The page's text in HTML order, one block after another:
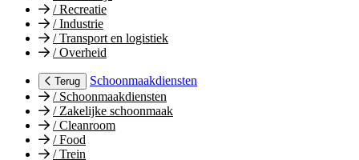
/Recreatie
/Industrie
/Transport en logistiek
/Overheid
Terug
Schoonmaakdiensten
/Schoonmaakdiensten
/Zakelijke schoonmaak
/Cleanroom
/Food
/Trein